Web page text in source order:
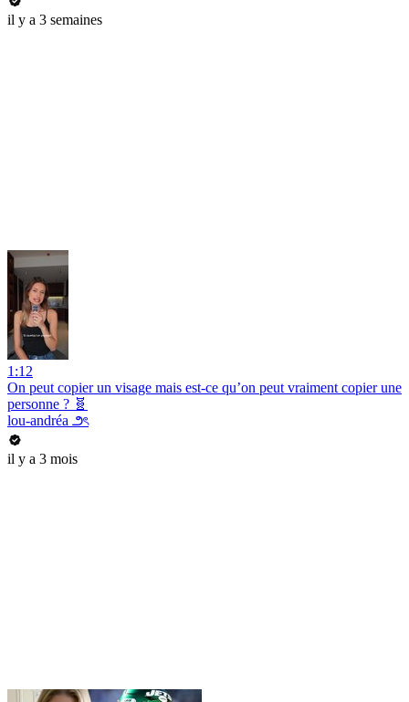
il y a 3 semaines
1:12
On peut copier un visage mais est-ce qu’on peut vraiment copier une
personne ? 🧬
lou-andréa ౨ৎ
il y a 3 mois